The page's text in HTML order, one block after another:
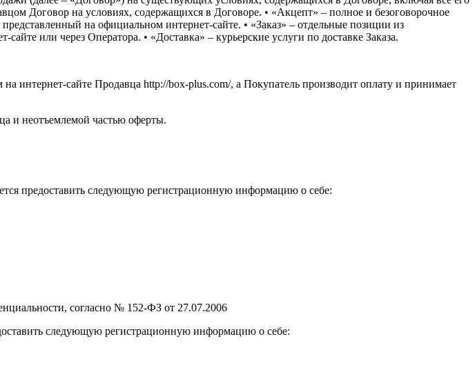
Договор на условиях, содержащихся в Договоре. • «Акцепт» – полное и безоговорочное
на официальном интернет-сайте. • «Заказ» – отдельные позиции из
или через Оператора. • «Доставка» – курьерские услуги по доставке Заказа.
интернет-сайте Продавца http://box-plus.com/, а Покупатель производит оплату и принимает
и неотъемлемой частью оферты.
предоставить следующую регистрационную информацию о себе:
согласно № 152-ФЗ от 27.07.2006
следующую регистрационную информацию о себе: